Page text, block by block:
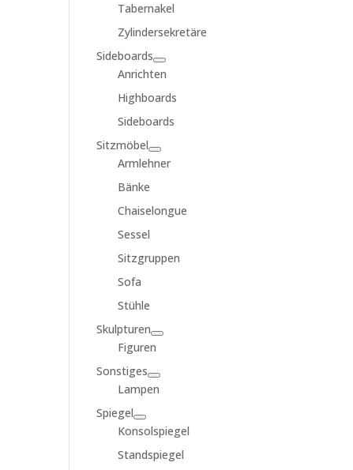
Tabernakel
Zylindersekretäre
Sideboards
Anrichten
Highboards
Sideboards
Sitzmöbel
Armlehner
Bänke
Chaiselongue
Sessel
Sitzgruppen
Sofa
Stühle
Skulpturen
Figuren
Sonstiges
Lampen
Spiegel
Konsolspiegel
Standspiegel